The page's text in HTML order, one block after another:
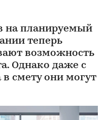
на планируемый
теперь
возможность
Однако даже с
в смету они могут